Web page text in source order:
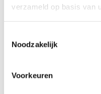
verzameld op basis van
Noodzakelijk
Voorkeuren